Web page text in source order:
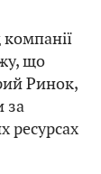
що
Ринок,
за
ресурсах